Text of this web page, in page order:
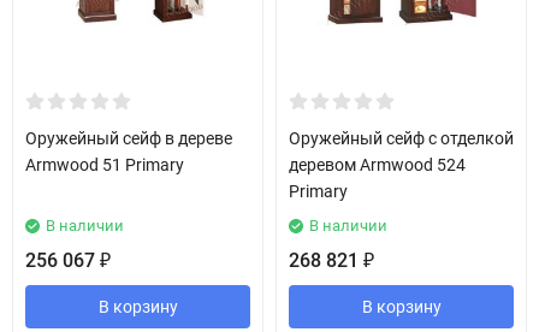
Оружейный сейф в дереве
Armwood 51 Primary
В наличии
256 067 ₽
В корзину
Оружейный сейф с отделкой
деревом Armwood 524
Primary
В наличии
268 821 ₽
В корзину